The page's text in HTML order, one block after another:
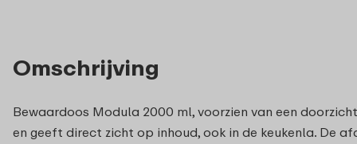
Omschrijving
Bewaardoos Modula 2000 ml, voorzien van een
en geeft direct zicht op inhoud, ook in de keukenla. De